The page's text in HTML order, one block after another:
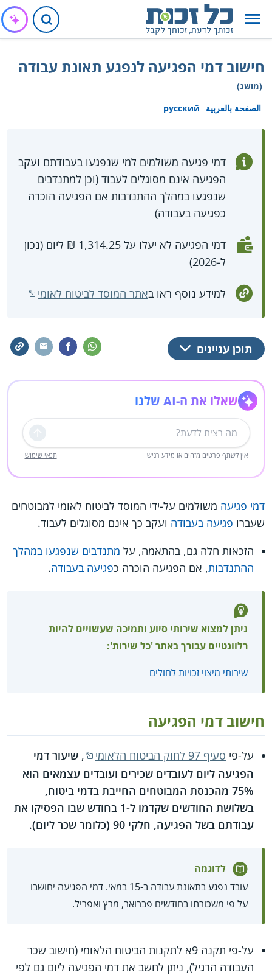
חישוב דמי הפגיעה לנפגע תאונת עבודה
(מושג)
الصفحة بالعربية
русский
דמי פגיעה משולמים למי שנפגעו בעבודתם ועקב
הפגיעה אינם מסוגלים לעבוד (וכן למתנדבים
שנפגעו במהלך ההתנדבות אם הפגיעה הוכרה
כפגיעה בעבודה)
דמי הפגיעה לא יעלו על 1,314.25 ₪ ליום (נכון
ל-2026)
למידע נוסף ראו באתר המוסד לביטוח לאומי
תוכן עניינים
שאלו את ה-AI שלנו
שליחה
אין לשתף פרטים מזהים או מידע רגיש תנאי שימוש
דמי פגיעה משולמים על-ידי המוסד לביטוח לאומי למבוטחים
שעברו פגיעה בעבודה ועקב כך אינם מסוגלים לעבוד.
הזכאות חלה גם, בהתאמה, על מתנדבים שנפגעו במהלך
ההתנדבות, אם הפגיעה הוכרה כפגיעה בעבודה.
ניתן למצוא שירותי סיוע ותמיכה שעשויים להיות
רלוונטיים עבורך באתר 'כל שירות':
שירותי מיצוי זכויות לחולים
חישוב דמי הפגיעה
על-פי סעיף 97 לחוק הביטוח הלאומי , שיעור דמי
הפגיעה ליום לעובדים שכירים ועובדים עצמאים הוא
75% מהכנסת המבוטחים החייבת בדמי ביטוח,
בשלושת החודשים שקדמו ל-1 בחודש שבו הפסיקו את
עבודתם בשל הפגיעה, חלקי 90 (כלומר שכר ליום)
.
לדוגמה
עובד נפגע בתאונת עבודה ב-15 במאי. דמי הפגיעה יחושבו
על פי משכורתו בחודשים פברואר, מרץ ואפריל.
על-פי תקנה 9א לתקנות הביטוח הלאומי (חישוב שכר
העבודה הרגיל), ניתן לחשב את דמי הפגיעה ליום גם לפי